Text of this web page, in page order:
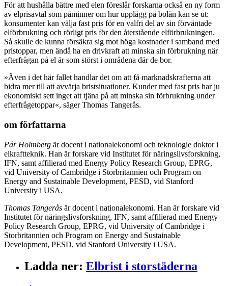
För att hushålla bättre med elen föreslår forskarna också en ny form
av elprisavtal som påminner om hur upplägg på bolån kan se ut:
konsumenter kan välja fast pris för en valfri del av sin förväntade
elförbrukning och rörligt pris för den återstående elförbrukningen.
Så skulle de kunna försäkra sig mot höga kostnader i samband med
pristoppar, men ändå ha en drivkraft att minska sin förbrukning när
efterfrågan på el är som störst i områdena där de bor.
»Även i det här fallet handlar det om att få marknadskrafterna att
bidra mer till att avvärja bristsituationer. Kunder med fast pris har ju
ekonomiskt sett inget att tjäna på att minska sin förbrukning under
efterfrågetoppar«, säger Thomas Tangerås.
om författarna
Pär Holmberg är docent i nationalekonomi och teknologie doktor i
elkraftteknik. Han är forskare vid Institutet för näringslivsforskning,
IFN, samt affilierad med Energy Policy Research Group, EPRG,
vid University of Cambridge i Storbritannien och Program on
Energy and Sustainable Development, PESD, vid Stanford
University i USA.
Thomas Tangerås är docent i nationalekonomi. Han är forskare vid
Institutet för näringslivsforskning, IFN, samt affilierad med Energy
Policy Research Group, EPRG, vid University of Cambridge i
Storbritannien och Program on Energy and Sustainable
Development, PESD, vid Stanford University i USA.
Ladda ner: Elbrist i storstäderna